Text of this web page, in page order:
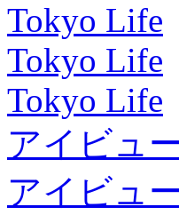
Tokyo Life
Tokyo Life
Tokyo Life
アイビュ
アイビュ